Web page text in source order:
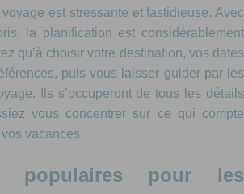
voyage est stressante et fastidieuse. Avec
la planification est considérablement
qu’à choisir votre destination, vos dates
puis vous laisser guider par les
Ils s’occuperont de tous les détails
vous concentrer sur ce qui compte
vacances.
populaires pour les